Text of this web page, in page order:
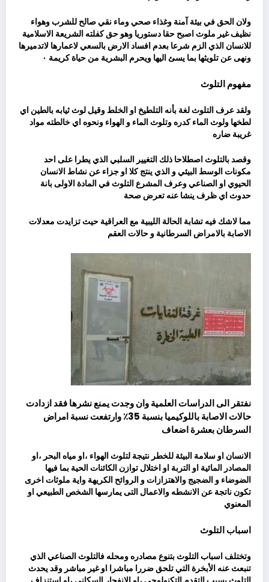
ولان الحق في بيئة آمنة وغذاء صحي وماء نقي صالح للشرب وهواء
نظيف غير ملوث اصبح حقا دستوريا وهو حق كفلته الشريعة الاسلامية
للانسان الذي الزم شرعا بعدم افساد الارض بالسعي لاعمارها لاتدميرها
ونهى عن تلويثها بما يسئ اليها ويحرم البشرية من حياة كريمة ٠
مفهوم التلوث
ولقد عرف التلوث لغة بأنه التلطيخ او الخلط وقيل لوث ثيابه بالطين اي
لطخها ولوث الماء كدره وتلوث الماء و الهواء ونحوه اي خالطته مواد
غريبة ضاره
وقصد بالتلوث اصطلاحا ذلك التغيير السلبي الذي يطرا على احد
مكونات الوسط البيئي و الذي ينتج كلا او جزاء عن نشاط الانسان
الحيوي او الصناعي وعرف المشرع التلوث في المادة الاولى بانة
حدوث اي ظرف ينشا عنه تعرض صحة
مما لاشك فيه تشابة الحالة الليبية مع العراقية حيث تزايدت معدلات
الاصابة بالامراض السرطانية و حالات العقم
نفتقر الى الدراسات العلمية وان وجدت يمنع نشرها فقد ازدادت
حالات الاصابة باللوكيميا بنسبة 35٪ وارتفعت نسبة امراض
السرطان بعشرة اضعاف
الانسان او سلامة البيئة للخطر نتيجة لتلوث الهواء ،او مياه البحر ،او
المصادر المائية او التربة او اختلال توازن الكائنات الحية بما فيها
الضوضاء و الضجيج والاهتزازات و الروائح الكريهة واية ملوثات اخرى
تكون ناتجة عن الانشطه والاعمال التى يمارسها الشخص الطبيعي او
المعنوي
اسباب التلوث
وتختلف اسباب التلوث بتنوع مصادره ومحله فالتلوث الصناعي الذي
تنبعث عنه الأبخرة التي تلحق ضررا مباشرا او غير مباشر وقد يحدث